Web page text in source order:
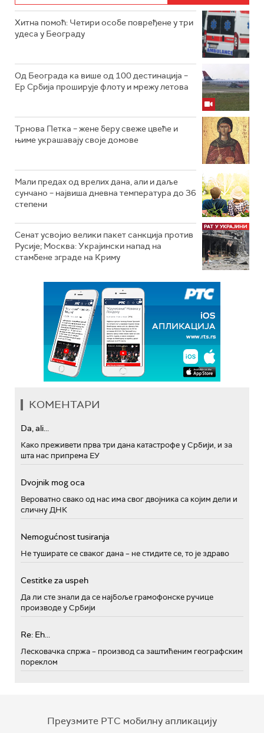
Хитна помоћ: Четири особе повређене у три
удеса у Београду
Од Београда ка више од 100 дестинација –
Ер Србија проширује флоту и мрежу летова
Трнова Петка – жене беру свеже цвеће и
њиме украшавају своје домове
Мали предах од врелих дана, али и даље
сунчано – највиша дневна температура до 36
степени
Сенат усвојио велики пакет санкција против
Русије; Москва: Украјински напад на
стамбене зграде на Криму
КОМЕНТАРИ
Da, ali...
Како преживети прва три дана катастрофе у Србији, и за
шта нас припрема ЕУ
Dvojnik mog oca
Вероватно свако од нас има свог двојника са којим дели и
сличну ДНК
Nemogućnost tusiranja
Не туширате се сваког дана – не стидите се, то је здраво
Cestitke za uspeh
Да ли сте знали да се најбоље грамофонске ручице
производе у Србији
Re: Eh...
Лесковачка спржа – производ са заштићеним географским
пореклом
Преузмите РТС мобилну апликацију